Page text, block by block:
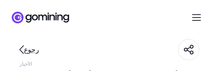
رجوع
الأخبار